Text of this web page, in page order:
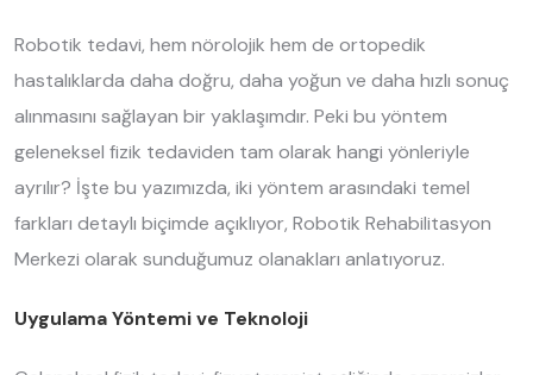
Robotik tedavi, hem nörolojik hem de ortopedik
hastalıklarda daha doğru, daha yoğun ve daha hızlı sonuç
alınmasını sağlayan bir yaklaşımdır. Peki bu yöntem
geleneksel fizik tedaviden tam olarak hangi yönleriyle
ayrılır? İşte bu yazımızda, iki yöntem arasındaki temel
farkları detaylı biçimde açıklıyor, Robotik Rehabilitasyon
Merkezi olarak sunduğumuz olanakları anlatıyoruz.
Uygulama Yöntemi ve Teknoloji